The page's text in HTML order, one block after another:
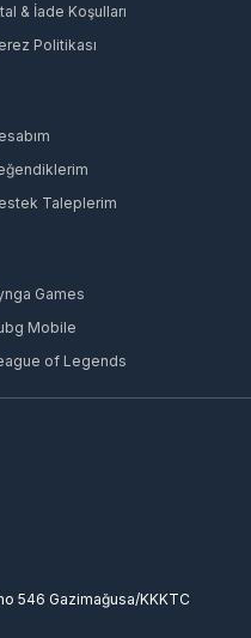
& İade Koşulları
Politikası
Taleplerim
Games
Mobile
of Legends
546 Gazimağusa/KKKTC